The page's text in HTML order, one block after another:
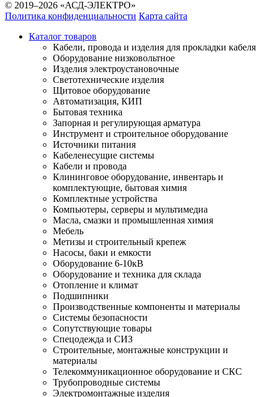
© 2019–2026 «АСД-ЭЛЕКТРО»
Политика конфиденциальности Карта сайта
Каталог товаров
Кабели, провода и изделия для прокладки кабеля
Оборудование низковольтное
Изделия электроустановочные
Светотехнические изделия
Щитовое оборудование
Автоматизация, КИП
Бытовая техника
Запорная и регулирующая арматура
Инструмент и строительное оборудование
Источники питания
Кабеленесущие системы
Кабели и провода
Клининговое оборудование, инвентарь и
комплектующие, бытовая химия
Комплектные устройства
Компьютеры, серверы и мультимедиа
Масла, смазки и промышленная химия
Мебель
Метизы и строительный крепеж
Насосы, баки и емкости
Оборудование 6-10кВ
Оборудование и техника для склада
Отопление и климат
Подшипники
Производственные компоненты и материалы
Системы безопасности
Сопутствующие товары
Спецодежда и СИЗ
Строительные, монтажные конструкции и
материалы
Телекоммуникационное оборудование и СКС
Трубопроводные системы
Электромонтажные изделия